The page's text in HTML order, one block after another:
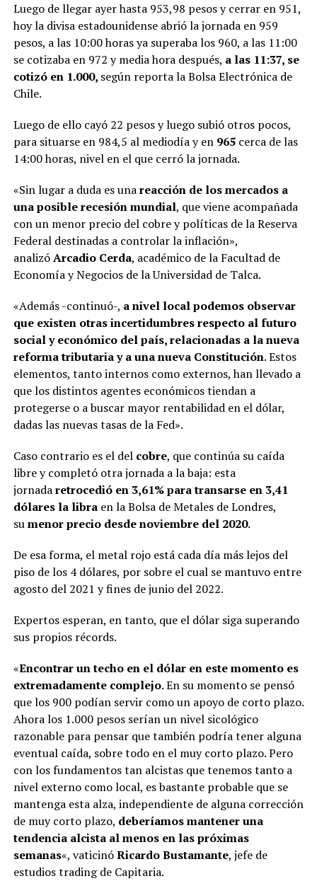
Luego de llegar ayer hasta 953,98 pesos y cerrar en 951,
hoy la divisa estadounidense abrió la jornada en 959
pesos, a las 10:00 horas ya superaba los 960, a las 11:00
se cotizaba en 972 y media hora después, a las 11:37, se
cotizó en 1.000, según reporta la Bolsa Electrónica de
Chile.
Luego de ello cayó 22 pesos y luego subió otros pocos,
para situarse en 984,5 al mediodía y en 965 cerca de las
14:00 horas, nivel en el que cerró la jornada.
«Sin lugar a duda es unareacción de los mercados a
unaposible recesión mundial, que viene acompañada
con un menor precio del cobre y políticas de la Reserva
Federal destinadas a controlar la inflación»,
analizóArcadio Cerda, académico de la Facultad de
Economía y Negocios de la Universidad de Talca.
«Además -continuó-, a nivel local podemos observar
que existen otras incertidumbres respecto al futuro
social y económico del país, relacionadas a la nueva
reforma tributaria y a una nueva Constitución. Estos
elementos, tanto internos como externos, han llevado a
que los distintos agentes económicos tiendan a
protegerse o a buscar mayor rentabilidad en el dólar,
dadas las nuevas tasas de la Fed».
Caso contrario es el del cobre, que continúa su caída
libre y completó otra jornada a la baja: esta
jornadaretrocedió en 3,61% para transarse en 3,41
dólares la libraen la Bolsa de Metales de Londres,
sumenor precio desde noviembre del 2020.
De esa forma, el metal rojo está cada día más lejos del
piso de los 4 dólares, por sobre el cual se mantuvo entre
agosto del 2021 y fines de junio del 2022.
Expertos esperan, en tanto, que el dólar siga superando
sus propios récords.
«Encontrar un techo en el dólar en este momento es
extremadamente complejo. En su momento se pensó
que los 900 podían servir como un apoyo de corto plazo.
Ahora los 1.000 pesos serían un nivel sicológico
razonable para pensar que también podría tener alguna
eventual caída, sobre todo en el muy corto plazo. Pero
con los fundamentos tan alcistas que tenemos tanto a
nivel externo como local, es bastante probable que se
mantenga esta alza, independiente de alguna corrección
de muy corto plazo, deberíamos mantener una
tendencia alcista al menos en las próximas
semanas«, vaticinóRicardo Bustamante, jefe de
estudios trading de Capitaria.